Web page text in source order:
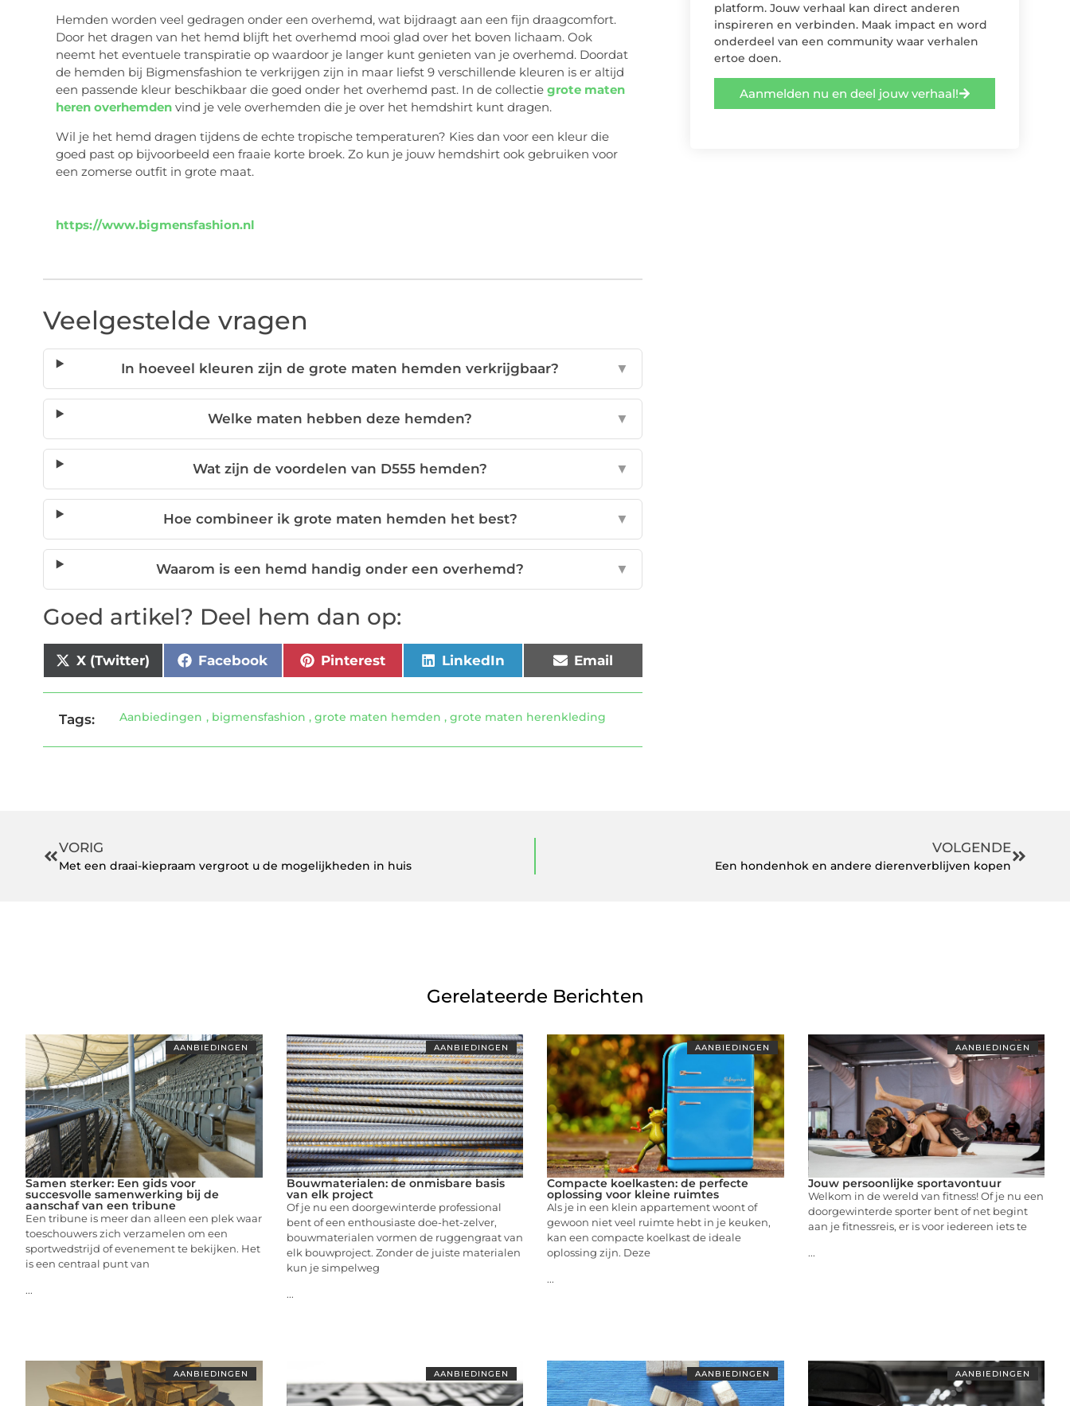
Hemden worden veel gedragen onder een overhemd, wat bijdraagt aan een fijn draagcomfort.
Door het dragen van het hemd blijft het overhemd mooi glad over het boven lichaam. Ook
neemt het eventuele transpiratie op waardoor je langer kunt genieten van je overhemd. Doordat
de hemden bij Bigmensfashion te verkrijgen zijn in maar liefst 9 verschillende kleuren is er altijd
een passende kleur beschikbaar die goed onder het overhemd past. In de collectie grote maten
heren overhemdenvind je vele overhemden die je over het hemdshirt kunt dragen.
Wil je het hemd dragen tijdens de echte tropische temperaturen? Kies dan voor een kleur die
goed past op bijvoorbeeld een fraaie korte broek. Zo kun je jouw hemdshirt ook gebruiken voor
een zomerse outfit in grote maat.
https://www.bigmensfashion.nl
Veelgestelde vragen
In hoeveel kleuren zijn de grote maten hemden verkrijgbaar? ▼
Welke maten hebben deze hemden? ▼
Wat zijn de voordelen van D555 hemden? ▼
Hoe combineer ik grote maten hemden het best? ▼
Waarom is een hemd handig onder een overhemd? ▼
Goed artikel? Deel hem dan op:
X (Twitter) Facebook Pinterest LinkedIn Email
Tags: Aanbiedingen , bigmensfashion ,grote maten hemden ,grote maten herenkleding
platform. Jouw verhaal kan direct anderen
inspireren en verbinden. Maak impact en word
onderdeel van een community waar verhalen
ertoe doen.
Aanmelden nu en deel jouw verhaal!
VORIG
Met een draai-kiepraam vergroot u de mogelijkheden in huis
VOLGENDE
Een hondenhok en andere dierenverblijven kopen
Gerelateerde Berichten
AANBIEDINGEN
Samen sterker: Een gids voor
succesvolle samenwerking bij de
aanschaf van een tribune
Een tribune is meer dan alleen een plek waar
toeschouwers zich verzamelen om een
sportwedstrijd of evenement te bekijken. Het
is een centraal punt van
...
AANBIEDINGEN
Bouwmaterialen: de onmisbare basis
van elk project
Of je nu een doorgewinterde professional
bent of een enthousiaste doe-het-zelver,
bouwmaterialen vormen de ruggengraat van
elk bouwproject. Zonder de juiste materialen
kun je simpelweg
...
AANBIEDINGEN
Compacte koelkasten: de perfecte
oplossing voor kleine ruimtes
Als je in een klein appartement woont of
gewoon niet veel ruimte hebt in je keuken,
kan een compacte koelkast de ideale
oplossing zijn. Deze
...
AANBIEDINGEN
Jouw persoonlijke sportavontuur
Welkom in de wereld van fitness! Of je nu een
doorgewinterde sporter bent of net begint
aan je fitnessreis, er is voor iedereen iets te
...
AANBIEDINGEN AANBIEDINGEN AANBIEDINGEN AANBIEDINGEN